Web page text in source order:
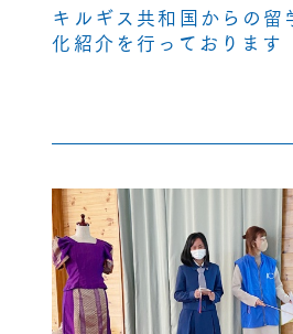
キルギス共和国からの留
化紹介を行っております